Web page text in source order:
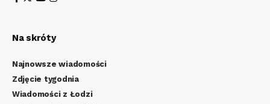
Na skróty
Najnowsze wiadomości
Zdjęcie tygodnia
Wiadomości z Łodzi